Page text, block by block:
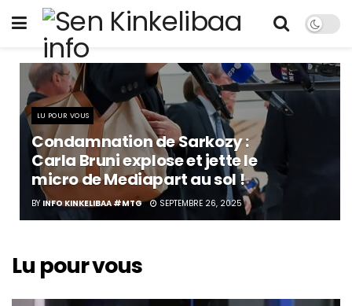
LU POUR VOUS
Condamnation de Sarkozy :
Carla Bruni explose et jette le
micro de Mediapart au sol !
BY INFO KINKELIBAA #MTG SEPTEMBRE 26, 2025
Lu pour vous